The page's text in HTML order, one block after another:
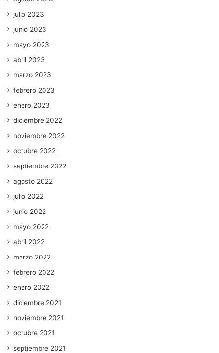
julio 2023
junio 2023
mayo 2023
abril 2023
marzo 2023
febrero 2023
enero 2023
diciembre 2022
noviembre 2022
octubre 2022
septiembre 2022
agosto 2022
julio 2022
junio 2022
mayo 2022
abril 2022
marzo 2022
febrero 2022
enero 2022
diciembre 2021
noviembre 2021
octubre 2021
septiembre 2021